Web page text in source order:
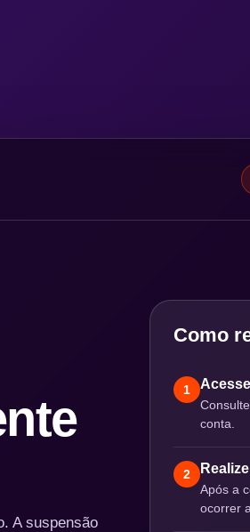
A suspensão
Como
1
conta.
2
Após a
ocorrer